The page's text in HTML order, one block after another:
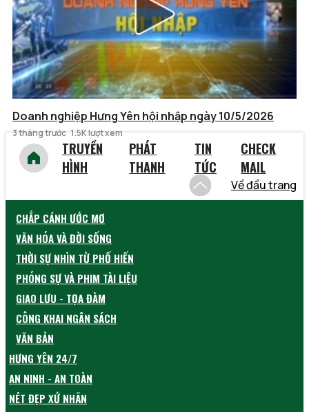
Doanh nghiệp Hưng Yên hội nhập ngày 10/5/2026
3 tháng trước 1.5K lượt xem
TRUYỀN
HÌNH
PHÁT
THANH
TIN
TỨC
CHECK
MAIL
Về đầu trang
CHẮP CÁNH ƯỚC MƠ
VĂN HÓA VÀ ĐỜI SỐNG
THỜI SỰ NHÌN TỪ PHỐ HIẾN
PHÓNG SỰ VÀ PHIM TÀI LIỆU
GIAO LƯU - TỌA ĐÀM
CÔNG KHAI NGÂN SÁCH
VĂN BẢN
HƯNG YÊN 24/7
AN NINH - AN TOÀN
NÉT ĐẸP XỨ NHÃN